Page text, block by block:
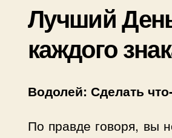
Лучший
каждого
Водолей: Сделать
По правде говоря, вы